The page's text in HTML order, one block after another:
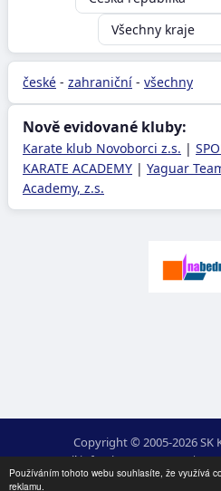
Používáním tohoto webu souhlasíte, že využívá
reklamu.
české - zahraniční - všechny
Nově evidované kluby:
Karate klub Novoborci z.s. |
KARATE ACADEMY | Yaguar
Academy, z.s.
Copyright © 2005-2026 SK
mail:moc.ceretarak@ofni|
webdesign:Ing. Pavel Švojgr,